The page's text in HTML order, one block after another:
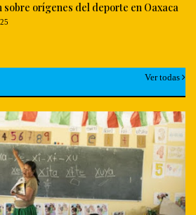
sobre orígenes del deporte en Oaxaca
Ver todas